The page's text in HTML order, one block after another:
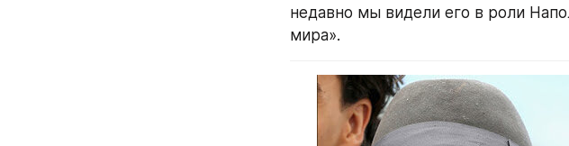
недавно мы видели его в роли
мира».